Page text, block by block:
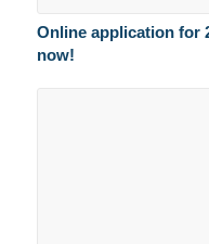
Online application for
now!